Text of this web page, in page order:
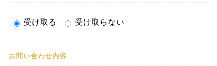
受け取る 受け取らない
お問い合わせ内容